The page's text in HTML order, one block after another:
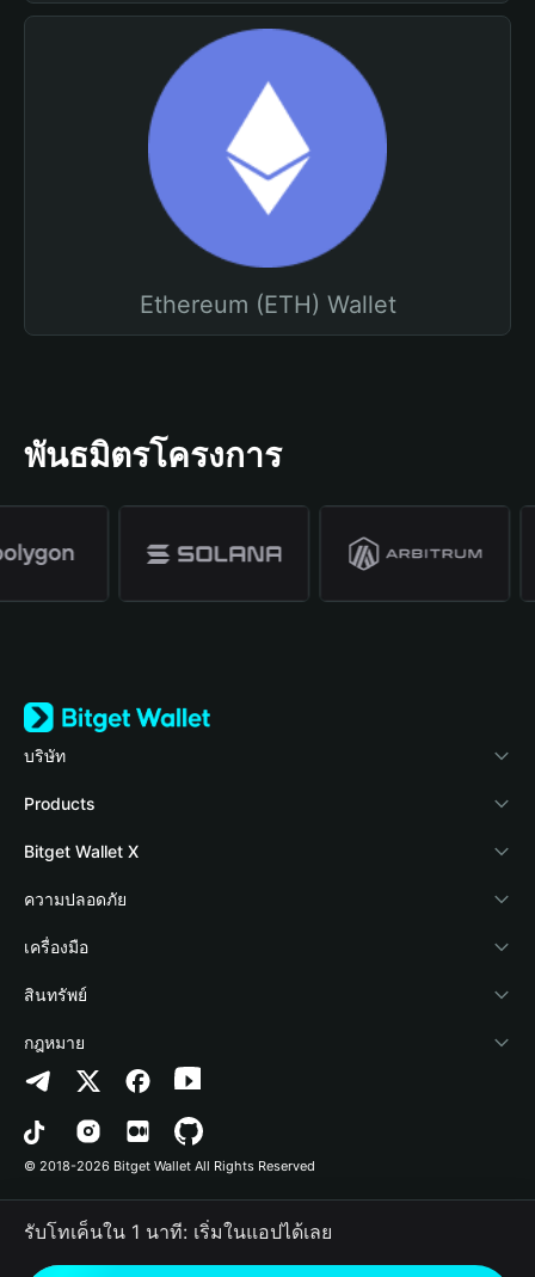
Ethereum (ETH) Wallet
พันธมิตรโครงการ
บริษัท
เกี่ยวกับ Bitget Wallet
Blog
Academy
ข่าวสารด้านคริปโต
ศูนย์ช่วยเหลือ
ติดต่อเรา
ทรัพยากรข้อมูลของแบรนด์
อาชีพ
Products
Crypto Card
Stablecoin Earn
Payfi Crypto
Crypto Swap API
Altcoin Season Index
Prediction Markets
DApp
RWA
Bitget Wallet X
นักพัฒนา
เชื่อมต่อ Wallet
Bitget Wallet Pay
ลิสต์โปรเจกต์
ความปลอดภัย
Protection Fund
เทคโนโลยีความปลอดภัย
เครื่องมือ
ซื้อคริปโต
การตรวจจับการอนุญาต
การตรวจจับสัญญา
การโอนเป็นชุด
สินทรัพย์
Arbitrum
Avalanche
Bitcoin
Polygon
กฎหมาย
นโยบายความเป็นส่วนตัว
ข้อตกลงในการใช้บริการ
© 2018-2026 Bitget Wallet All Rights Reserved
รับโทเค็นใน 1 นาที: เริ่มในแอปได้เลย